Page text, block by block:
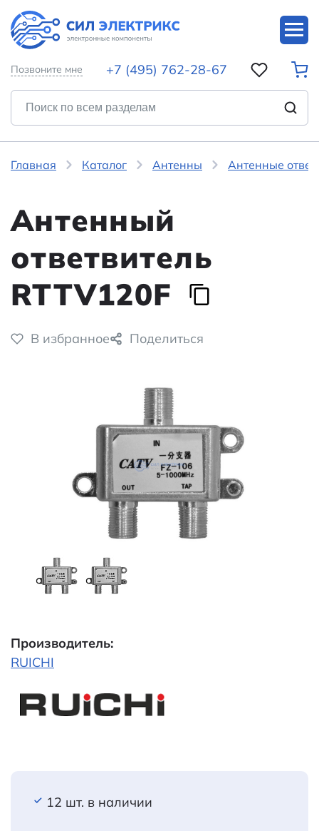
Позвоните мне +7 (495) 762-28-67
Главная Каталог Антенны Антенные
Антенный
ответвитель
RTTV120F
В избранное Поделиться
Производитель:
RUICHI
12 шт. в наличии